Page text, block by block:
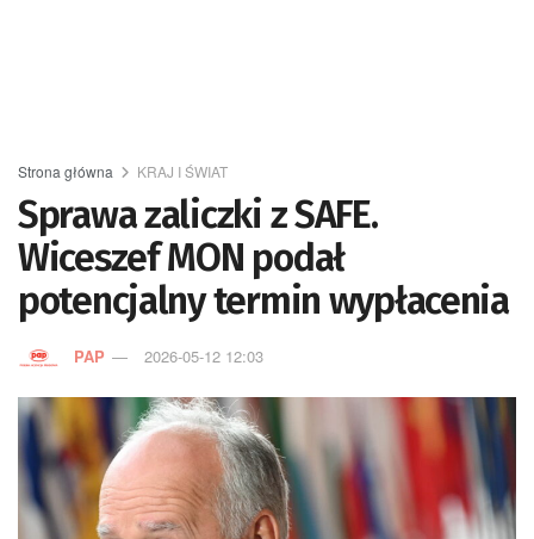
Strona główna KRAJ I ŚWIAT
Sprawa zaliczki z SAFE.
Wiceszef MON podał
potencjalny termin wypłacenia
PAP 2026-05-12 12:03